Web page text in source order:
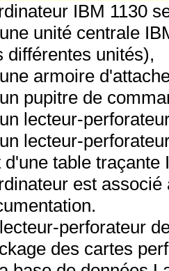
IBM 1130
unité centrale
différentes unités),
armoire
pupitre de
lecteur-
lecteur-
d'une table traçante
est
perforateur
des cartes